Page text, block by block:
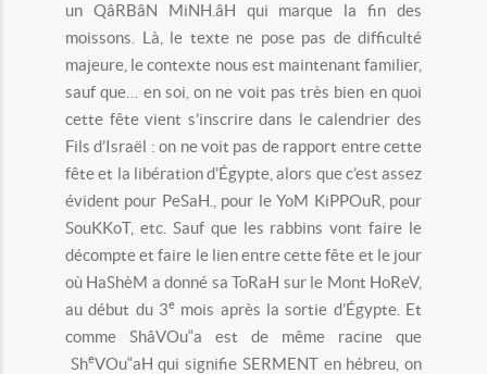
un QâRBâN MiNH.âH qui marque la fin des
moissons. Là, le texte ne pose pas de difficulté
majeure, le contexte nous est maintenant familier,
sauf que… en soi, on ne voit pas très bien en quoi
cette fête vient s’inscrire dans le calendrier des
Fils d’Israël : on ne voit pas de rapport entre cette
fête et la libération d’Égypte, alors que c’est assez
évident pour PeSaH., pour le YoM KiPPOuR, pour
SouKKoT, etc. Sauf que les rabbins vont faire le
décompte et faire le lien entre cette fête et le jour
où HaShèM a donné sa ToRaH sur le Mont HoReV,
au début du 3e mois après la sortie d’Égypte. Et
comme ShâVOu“a est de même racine que
SheVOu“aH qui signifie SERMENT en hébreu, on